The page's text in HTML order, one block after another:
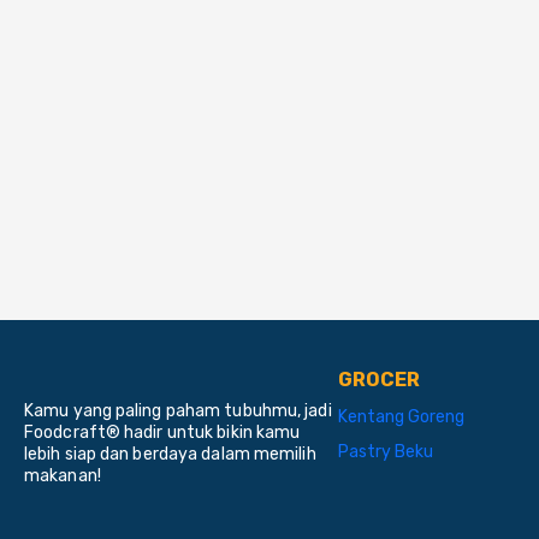
Kamu yang paling paham tubuhmu, jadi
Foodcraft® hadir untuk bikin kamu
lebih siap dan berdaya dalam memilih
makanan!
GROCER
Kentang Goreng
Pastry Beku